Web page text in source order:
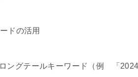
ドの活用
ングテールキーワード（例 「